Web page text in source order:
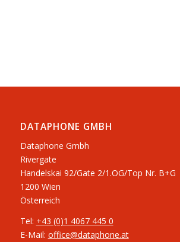
DATAPHONE GMBH
Dataphone Gmbh
Rivergate
​Handelskai 92/Gate 2/1.OG/Top Nr. B+G
1200 Wien
Österreich
Tel: +43 (0)1 4067 445 0
E-Mail: office@dataphone.at